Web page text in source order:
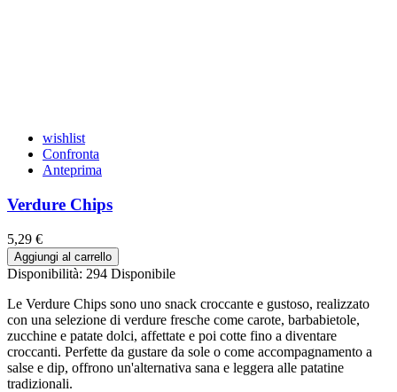
wishlist
Confronta
Anteprima
Verdure Chips
5,29 €
Aggiungi al carrello
Disponibilità: 294 Disponibile
Le Verdure Chips sono uno snack croccante e gustoso, realizzato
con una selezione di verdure fresche come carote, barbabietole,
zucchine e patate dolci, affettate e poi cotte fino a diventare
croccanti. Perfette da gustare da sole o come accompagnamento a
salse e dip, offrono un'alternativa sana e leggera alle patatine
tradizionali.